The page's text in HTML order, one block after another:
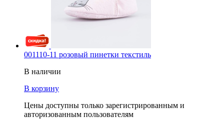
001110-11 розовый пинетки текстиль
В наличии
В корзину
Цены доступны только зарегистрированным и
авторизованным пользователям